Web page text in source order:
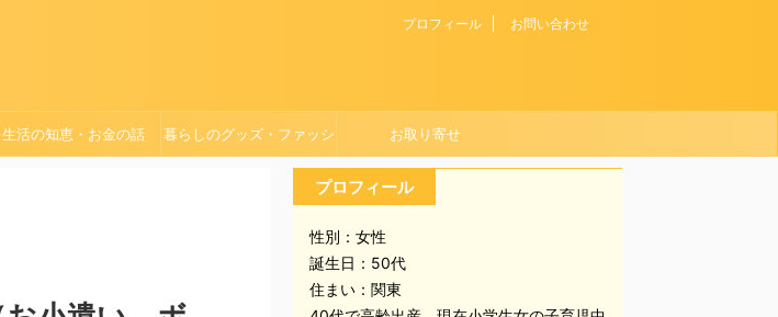
プロフィール お問い合わせ
生活の知恵・お金の話 暮らしのグッズ・ファッシ お取り寄せ
プロフィール
性別：女性
誕生日：50代
住まい：関東